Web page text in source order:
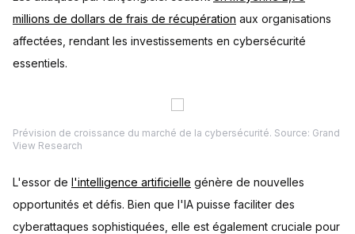
millions de dollars de frais de récupération aux organisations
affectées, rendant les investissements en cybersécurité
essentiels.
Prévision de croissance du marché de la cybersécurité. Source: Grand
View Research
L'essor de l'intelligence artificielle génère de nouvelles
opportunités et défis. Bien que l'IA puisse faciliter des
cyberattaques sophistiquées, elle est également cruciale pour